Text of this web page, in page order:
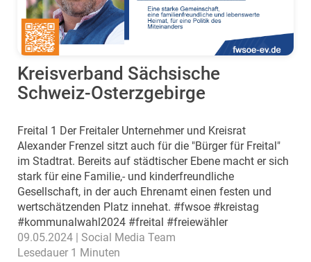
Kreisverband Sächsische
Schweiz-Osterzgebirge
Freital 1 Der Freitaler Unternehmer und Kreisrat
Alexander Frenzel sitzt auch für die "Bürger für Freital"
im Stadtrat. Bereits auf städtischer Ebene macht er sich
stark für eine Familie,- und kinderfreundliche
Gesellschaft, in der auch Ehrenamt einen festen und
wertschätzenden Platz innehat. #fwsoe #kreistag
#kommunalwahl2024 #freital #freiewähler
09.05.2024 | Social Media Team
Lesedauer 1 Minuten